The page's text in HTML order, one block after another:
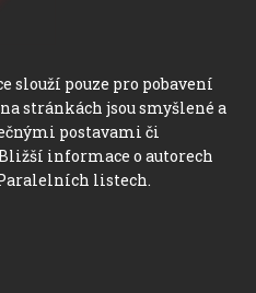
slouží pouze pro pobavení
stránkách jsou smyšlené a
postavami či
informace o autorech
listech.